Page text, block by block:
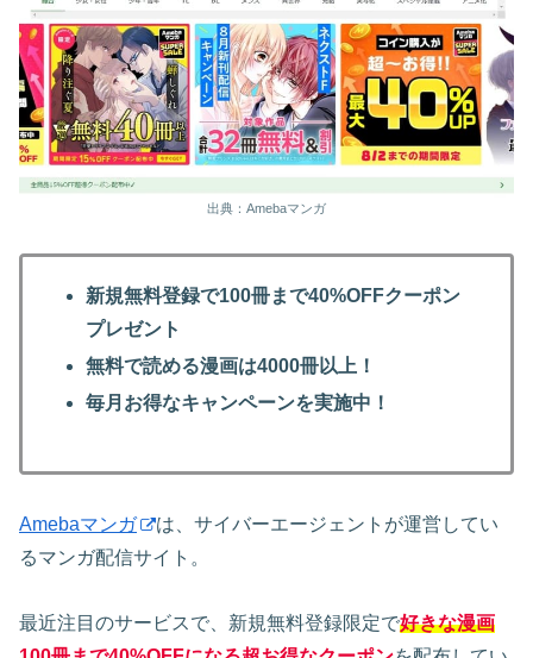
出典：Amebaマンガ
新規無料登録で100冊まで40%OFFクーポン
プレゼント
無料で読める漫画は4000冊以上！
毎月お得なキャンペーンを実施中！
Amebaマンガ
は、サイバーエージェントが運営してい
るマンガ配信サイト。
最近注目のサービスで、新規無料登録限定で好きな漫画